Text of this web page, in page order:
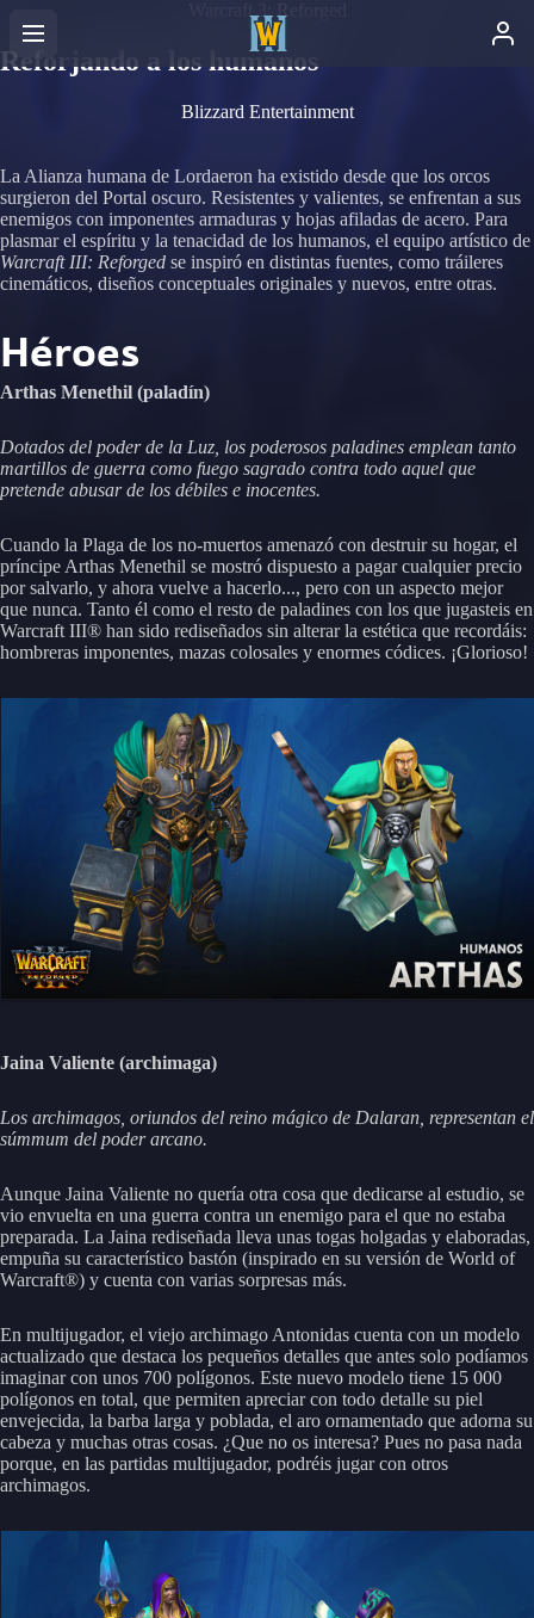
Reforjando a los humanos
Blizzard Entertainment
La Alianza humana de Lordaeron ha existido desde que los orcos
surgieron del Portal oscuro. Resistentes y valientes, se enfrentan a sus
enemigos con imponentes armaduras y hojas afiladas de acero. Para
plasmar el espíritu y la tenacidad de los humanos, el equipo artístico de
Warcraft III: Reforged se inspiró en distintas fuentes, como tráileres
cinemáticos, diseños conceptuales originales y nuevos, entre otras.
Héroes
Arthas Menethil (paladín)
Dotados del poder de la Luz, los poderosos paladines emplean tanto
martillos de guerra como fuego sagrado contra todo aquel que
pretende abusar de los débiles e inocentes.
Cuando la Plaga de los no-muertos amenazó con destruir su hogar, el
príncipe Arthas Menethil se mostró dispuesto a pagar cualquier precio
por salvarlo, y ahora vuelve a hacerlo..., pero con un aspecto mejor
que nunca. Tanto él como el resto de paladines con los que jugasteis en
Warcraft III® han sido rediseñados sin alterar la estética que recordáis:
hombreras imponentes, mazas colosales y enormes códices. ¡Glorioso!
Jaina Valiente (archimaga)
Los archimagos, oriundos del reino mágico de Dalaran, representan el
súmmum del poder arcano.
Aunque Jaina Valiente no quería otra cosa que dedicarse al estudio, se
vio envuelta en una guerra contra un enemigo para el que no estaba
preparada. La Jaina rediseñada lleva unas togas holgadas y elaboradas,
empuña su característico bastón (inspirado en su versión de World of
Warcraft®) y cuenta con varias sorpresas más.
En multijugador, el viejo archimago Antonidas cuenta con un modelo
actualizado que destaca los pequeños detalles que antes solo podíamos
imaginar con unos 700 polígonos. Este nuevo modelo tiene 15 000
polígonos en total, que permiten apreciar con todo detalle su piel
envejecida, la barba larga y poblada, el aro ornamentado que adorna su
cabeza y muchas otras cosas. ¿Que no os interesa? Pues no pasa nada
porque, en las partidas multijugador, podréis jugar con otros
archimagos.